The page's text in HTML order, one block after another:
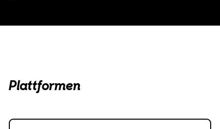
Plattformen